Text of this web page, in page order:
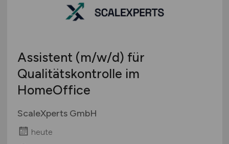
Assistent (m/w/d) für
Qualitätskontrolle im
HomeOffice
ScaleXperts GmbH
heute